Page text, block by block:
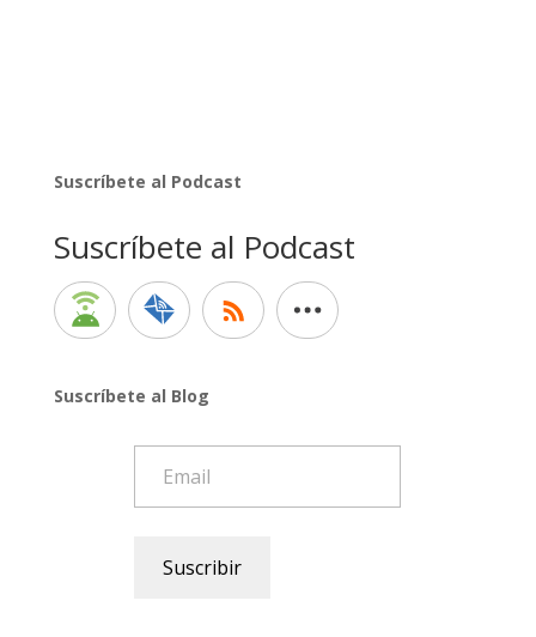
Suscríbete al Podcast
Suscríbete al Podcast
Suscríbete al Blog
Suscribir